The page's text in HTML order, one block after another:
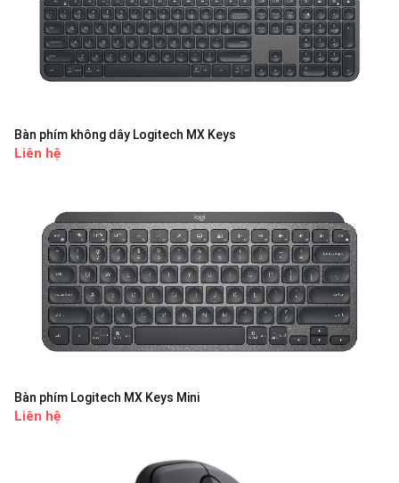
Bàn phím không dây Logitech MX Keys
Liên hệ
Bàn phím Logitech MX Keys Mini
Liên hệ